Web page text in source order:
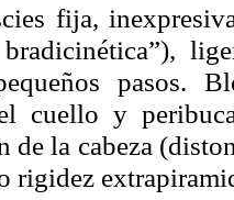
fija,
bradicinética”),
pasos.
cuello y
de la cabeza (
rigidez